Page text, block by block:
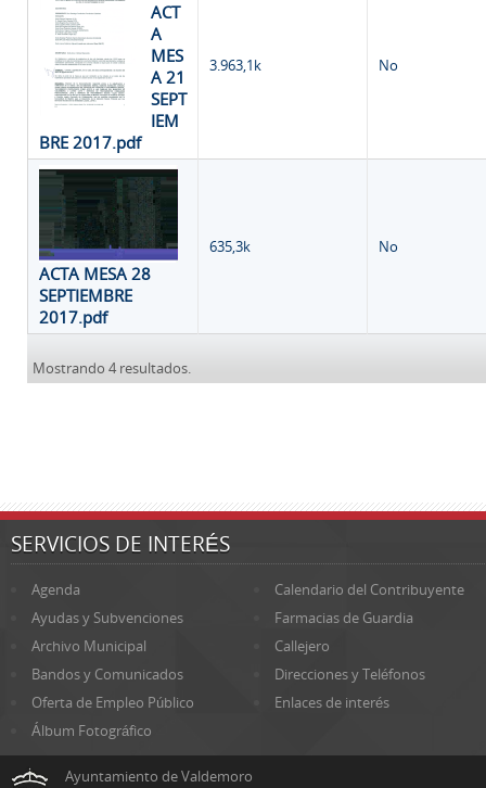
ACT
A
MES
A 21
SEPT
IEM
BRE 2017.pdf
3.963,1k No
ACTA MESA 28
SEPTIEMBRE
2017.pdf
635,3k No
Mostrando 4 resultados.
SERVICIOS DE INTERÉS
Agenda
Calendario del Contribuyente
Ayudas y Subvenciones
Farmacias de Guardia
Archivo Municipal
Callejero
Bandos y Comunicados
Direcciones y Teléfonos
Oferta de Empleo Público
Enlaces de interés
Álbum Fotográfico
Ayuntamiento de Valdemoro